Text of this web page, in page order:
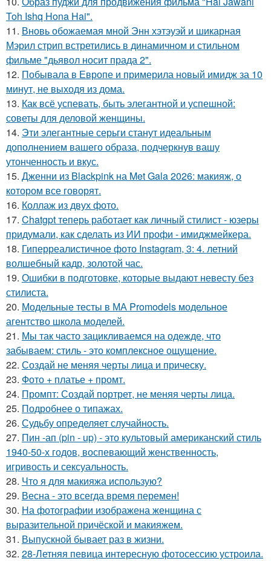
Toh Ishq Hona Hai".
11. Вновь обожаемая мной Энн хэтэуэй и шикарная
Мэрил стрип встретились в динамичном и стильном
фильме "дьявол носит прада 2".
12. Побывала в Европе и примерила новый имидж за 10
минут, не выходя из дома.
13. Как всё успевать, быть элегантной и успешной:
советы для деловой женщины.
14. Эти элегантные серьги станут идеальным
дополнением вашего образа, подчеркнув вашу
утонченность и вкус.
15. Дженни из Blackpink на Met Gala 2026: макияж, о
котором все говорят.
16. Коллаж из двух фото.
17. Chatgpt теперь работает как личный стилист - юзеры
придумали, как сделать из ИИ профи - имиджмейкера.
18. Гиперреалистичное фото Instagram, 3: 4. летний
волшебный кадр, золотой час.
19. Ошибки в подготовке, которые выдают невесту без
стилиста.
20. Модельные тесты в МА Promodels модельное
агентство школа моделей.
21. Мы так часто зацикливаемся на одежде, что
забываем: стиль - это комплексное ощущение.
22. Создай не меняя черты лица и прическу.
23. Фото + платье + промт.
24. Промпт: Создай портрет, не меняя черты лица.
25. Подробнее о типажах.
26. Судьбу определяет случайность.
27. Пин -ап (pin - up) - это культовый американский стиль
1940-50-х годов, воспевающий женственность,
игривость и сексуальность.
28. Что я для макияжа использую?
29. Весна - это всегда время перемен!
30. На фотографии изображена женщина с
выразительной причёской и макияжем.
31. Выпускной бывает раз в жизни.
32. 28-Летняя певица интересную фотосессию устроила.